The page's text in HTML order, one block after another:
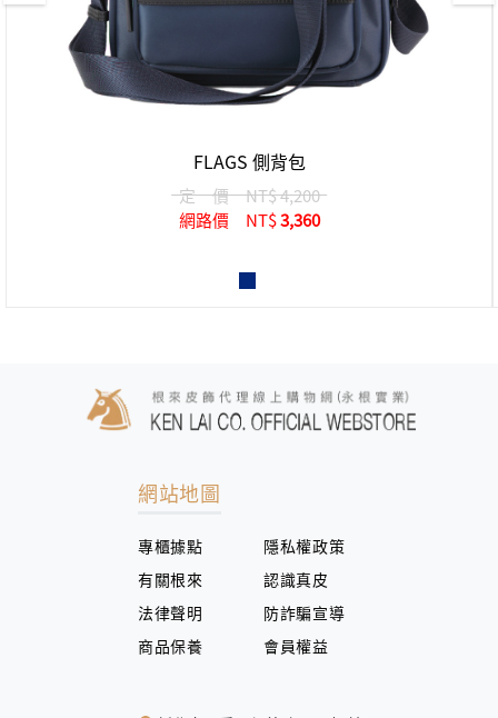
FLAGS 側背包
定 價NT$ 4,200
網路價
NT$3,360
網站地圖
專櫃據點
隱私權政策
有關根來
認識真皮
法律聲明
防詐騙宣導
商品保養
會員權益